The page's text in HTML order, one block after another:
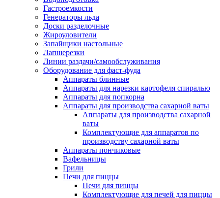
Гастроемкости
Генераторы льда
Доски разделочные
Жироуловители
Запайщики настольные
Лапшерезки
Линии раздачи/самообслуживания
Оборудование для фаст-фуда
Аппараты блинные
Аппараты для нарезки картофеля спиралью
Аппараты для попкорна
Аппараты для производства сахарной ваты
Аппараты для производства сахарной
ваты
Комплектующие для аппаратов по
производству сахарной ваты
Аппараты пончиковые
Вафельницы
Грили
Печи для пиццы
Печи для пиццы
Комплектующие для печей для пиццы